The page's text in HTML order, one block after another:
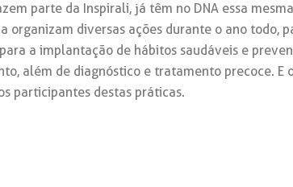
parte da Inspirali, já têm no DNA essa
organizam diversas ações durante o ano todo,
a implantação de hábitos saudáveis e
além de diagnóstico e tratamento precoce. E
participantes destas práticas.